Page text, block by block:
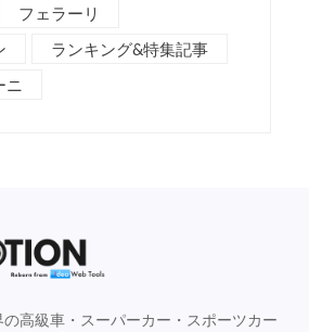
フェラーリ
ランキング&特集記事
ニ
高級車・スーパーカー・スポーツカー